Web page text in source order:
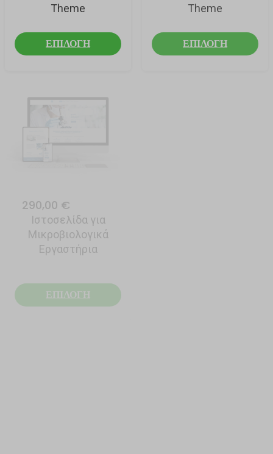
Theme
ΕΠΙΛΟΓΗ
Theme
ΕΠΙΛΟΓΗ
290,00 €
Ιστοσελίδα για
Μικροβιολογικά
Εργαστήρια
ΕΠΙΛΟΓΗ